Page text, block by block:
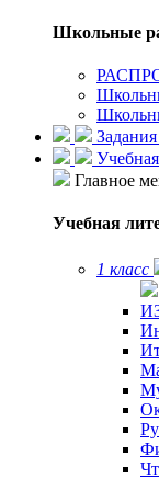
Школьные
Главное
Учебная
1 класс